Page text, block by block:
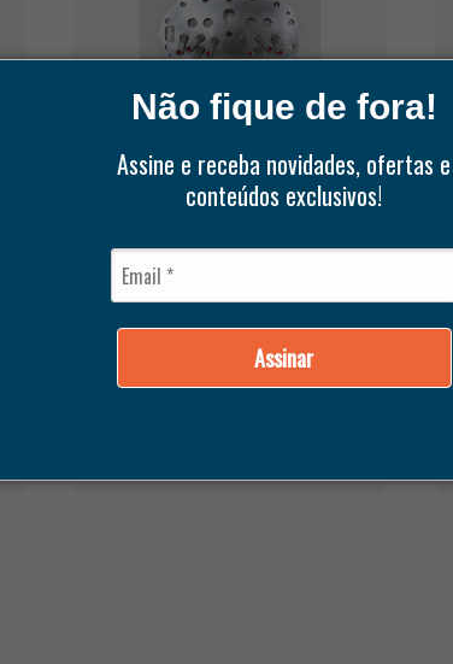
Não fique de fora!
Assine e receba novidades, ofertas e
conteúdos exclusivos!
Assinar
82MM FAMÍLIA S6F
ADICIONAR AO CARRINHO